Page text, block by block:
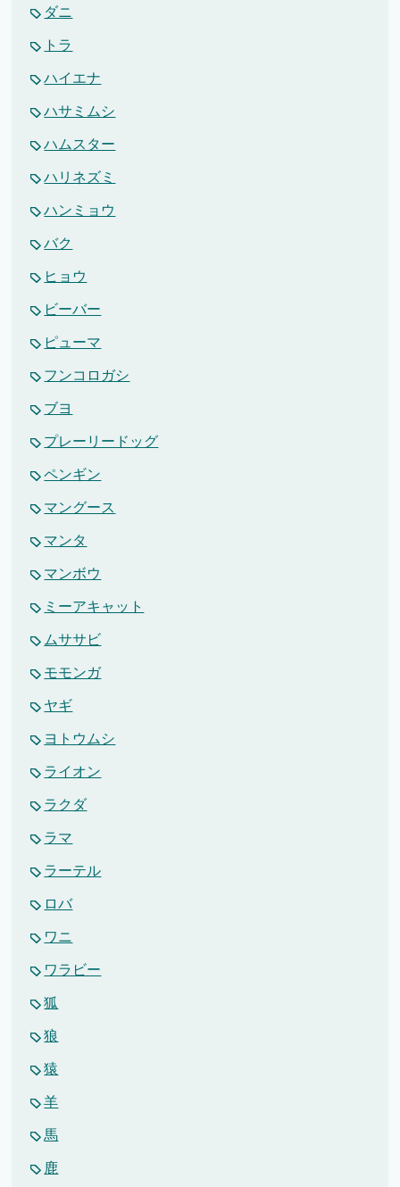
ダニ
トラ
ハイエナ
ハサミムシ
ハムスター
ハリネズミ
ハンミョウ
バク
ヒョウ
ビーバー
ピューマ
フンコロガシ
ブヨ
プレーリードッグ
ペンギン
マングース
マンタ
マンボウ
ミーアキャット
ムササビ
モモンガ
ヤギ
ヨトウムシ
ライオン
ラクダ
ラマ
ラーテル
ロバ
ワニ
ワラビー
狐
狼
猿
羊
馬
鹿